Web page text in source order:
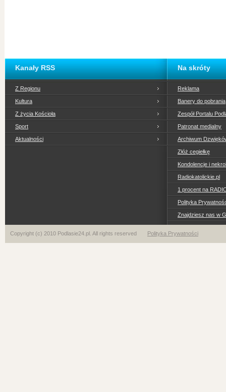
Kanały RSS
Z Regionu
Kultura
Z życia Kościoła
Sport
Aktualności
Na skróty
Reklama
Banery do pobrania
Zespół Portalu
Patronat medialny
Archiwum
Złóż cegiełkę
Kondolencje i
Radiokatolickie.pl
1 procent na
Polityka
Znajdziesz nas w
Copyright (c) 2010 Podlasie24.pl. All rights reserved Polityka Prywatności